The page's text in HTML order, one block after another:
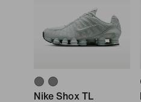
Nike Shox TL